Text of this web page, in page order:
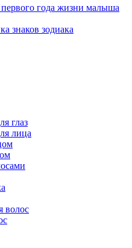
года жизни малыша
знаков зодиака
глаз
лица
волос